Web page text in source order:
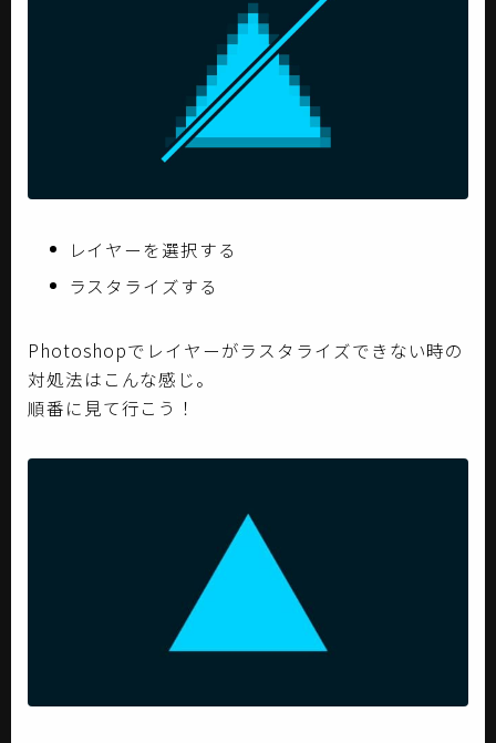
レイヤーを選択する
ラスタライズする
Photoshopでレイヤーがラスタライズできない時の
対処法はこんな感じ。
順番に見て行こう！